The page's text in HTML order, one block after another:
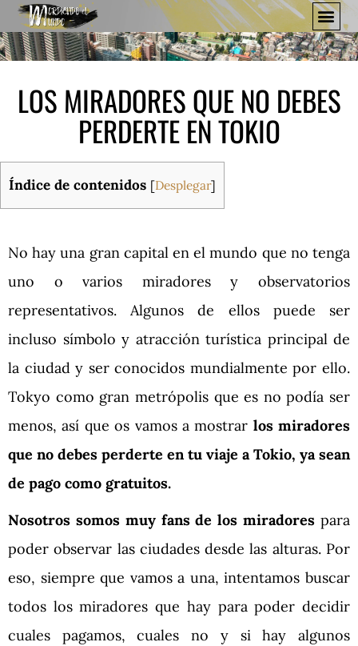
LOS MIRADORES QUE NO DEBES
PERDERTE EN TOKIO
Índice de contenidos [Desplegar]
No hay una gran capital en el mundo que no tenga
uno o varios miradores y observatorios
representativos. Algunos de ellos puede ser
incluso símbolo y atracción turística principal de
la ciudad y ser conocidos mundialmente por ello.
Tokyo como gran metrópolis que es no podía ser
menos, así que os vamos a mostrar los miradores
que no debes perderte en tu viaje a Tokio, ya sean
de pago como gratuitos.
Nosotros somos muy fans de los miradores para
poder observar las ciudades desde las alturas. Por
eso, siempre que vamos a una, intentamos buscar
todos los miradores que hay para poder decidir
cuales pagamos, cuales no y si hay algunos